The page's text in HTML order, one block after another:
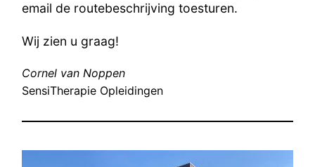
email de routebeschrijving toesturen.
Wij zien u graag!
Cornel van Noppen
SensiTherapie Opleidingen